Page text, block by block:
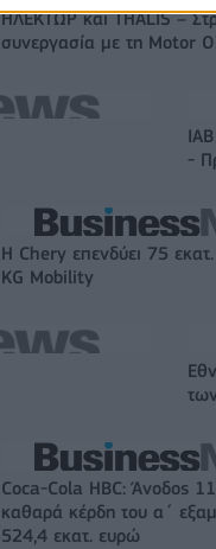
ΗΛΕΚΤΩΡ και THALIS –
συνεργασία με τη Motor
-
Η Chery επενδύει 75
KG Mobility
Coca-Cola HBC: Άνοδος
καθαρά κέρδη του α΄
524,4 εκατ. ευρώ